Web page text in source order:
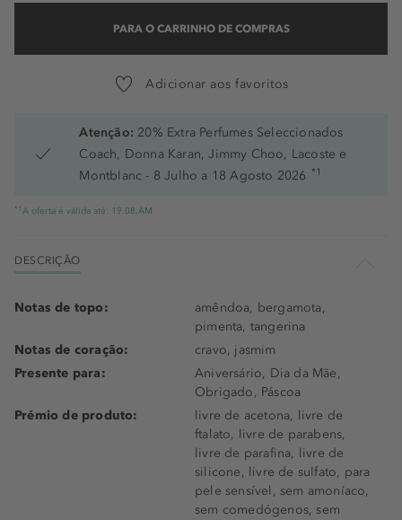
PARA O CARRINHO DE COMPRAS
Adicionar aos favoritos
Atenção: 20% Extra Perfumes Seleccionados
Coach, Donna Karan, Jimmy Choo, Lacoste e
Montblanc - 8 Julho a 18 Agosto 2026 *1
*1 A oferta é válida até: 19.08.AM
DESCRIÇÃO
Notas de topo:
amêndoa, bergamota,
pimenta, tangerina
Notas de coração:
cravo, jasmim
Presente para:
Aniversário, Dia da Mãe,
Obrigado, Páscoa
Prémio de produto:
livre de acetona, livre de
ftalato, livre de parabens,
livre de parafina, livre de
silicone, livre de sulfato, para
pele sensível, sem amoníaco,
sem comedógenos, sem